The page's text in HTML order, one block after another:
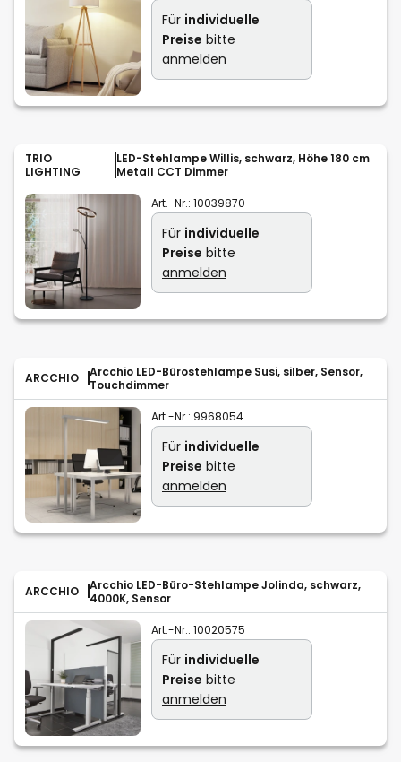
Für individuelle
Preise bitte
anmelden
TRIO
LIGHTING
LED-Stehlampe Willis, schwarz, Höhe 180 cm
Metall CCT Dimmer
Art.-Nr.: 10039870
Für individuelle
Preise bitte
anmelden
ARCCHIO
Arcchio LED-Bürostehlampe Susi, silber, Sensor,
Touchdimmer
Art.-Nr.: 9968054
Für individuelle
Preise bitte
anmelden
ARCCHIO
Arcchio LED-Büro-Stehlampe Jolinda, schwarz,
4000K, Sensor
Art.-Nr.: 10020575
Für individuelle
Preise bitte
anmelden